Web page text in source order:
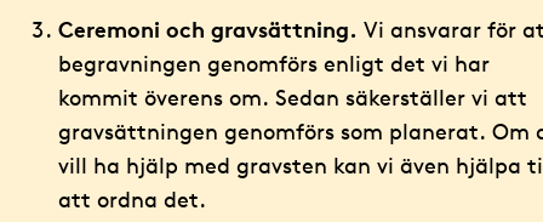
Ceremoni och gravsättning. Vi ansvarar för
begravningen genomförs enligt det vi har
kommit överens om. Sedan säkerställer vi att
gravsättningen genomförs som planerat. Om
vill ha hjälp med gravsten kan vi även hjälpa
att ordna det.